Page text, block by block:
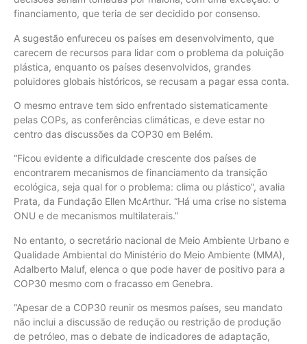
financiamento, que teria de ser decidido por consenso.
A sugestão enfureceu os países em desenvolvimento, que
carecem de recursos para lidar com o problema da poluição
plástica, enquanto os países desenvolvidos, grandes
poluidores globais históricos, se recusam a pagar essa conta.
O mesmo entrave tem sido enfrentado sistematicamente
pelas COPs, as conferências climáticas, e deve estar no
centro das discussões da COP30 em Belém.
“Ficou evidente a dificuldade crescente dos países de
encontrarem mecanismos de financiamento da transição
ecológica, seja qual for o problema: clima ou plástico”, avalia
Prata, da Fundação Ellen McArthur. “Há uma crise no sistema
ONU e de mecanismos multilaterais.”
No entanto, o secretário nacional de Meio Ambiente Urbano e
Qualidade Ambiental do Ministério do Meio Ambiente (MMA),
Adalberto Maluf, elenca o que pode haver de positivo para a
COP30 mesmo com o fracasso em Genebra.
“Apesar de a COP30 reunir os mesmos países, seu mandato
não inclui a discussão de redução ou restrição de produção
de petróleo, mas o debate de indicadores de adaptação,